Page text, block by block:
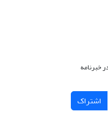
خبرنامه
اشتراک